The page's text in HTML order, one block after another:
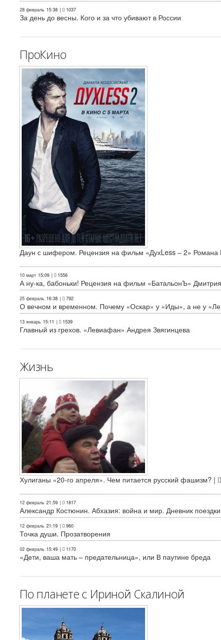
28 февраль 15:38 | 1037
За день до весны. Кого и за что убивают в России
ПроКино
Даун с шифером. Рецензия на фильм «ДухLess – 2» Романа
10 март 15:09 | 1556
А ну-ка, бабоньки! Рецензия на фильм «БатальонЪ»
25 февраль 16:38 | 792
О вечном и временном. Почему «Оскар» у «Иды», а не у
13 январь 15:11 | 1539
Главный из грехов. «Левиафан» Андрея Звягинцева
Жизнь
Хулиганы «20-го апреля». Чем питается русский фашизм? |
12 февраль 21:59 | 1817
Александр Костюнин. Абхазия: война и мир. Дневник поездки
12 февраль 21:19 | 960
Точка души. Прозатворения
02 февраль 15:49 | 1170
«Дети, ваша мать – предательница», или В паутине бреда
По планете с Ириной Скалиной